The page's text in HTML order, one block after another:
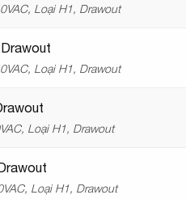
Loại H1, Drawout
Loại H1, Drawout
Loại H1, Drawout
Loại H1, Drawout